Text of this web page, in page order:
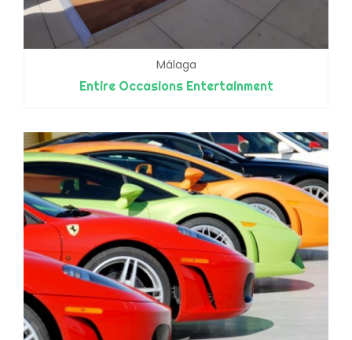
Málaga
Entire Occasions Entertainment